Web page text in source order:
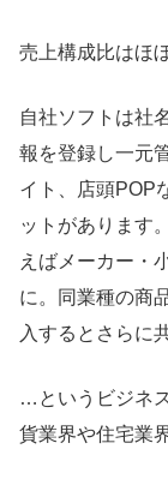
売上構成比はほ
自社ソフトは社
報を登録し一元
イト、店頭POP
ットがあります
えばメーカー・
に。同業種の商
入するとさらに
…というビジネ
貨業界や住宅業